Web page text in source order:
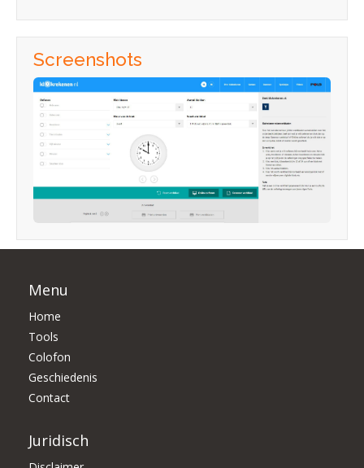
Screenshots
Menu
Home
Tools
Colofon
Geschiedenis
Contact
Juridisch